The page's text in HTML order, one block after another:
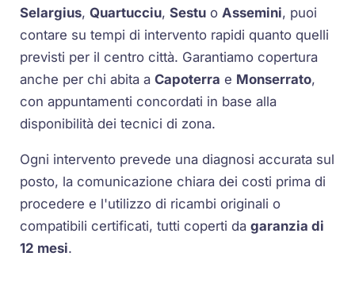
Selargius,Quartucciu,Sestu oAssemini, puoi
contare su tempi di intervento rapidi quanto quelli
previsti per il centro città. Garantiamo copertura
anche per chi abita aCapoterra e Monserrato,
con appuntamenti concordati in base alla
disponibilità dei tecnici di zona.
Ogni intervento prevede una diagnosi accurata sul
posto, la comunicazione chiara dei costi prima di
procedere e l'utilizzo di ricambi originali o
compatibili certificati, tutti coperti dagaranzia di
12 mesi.